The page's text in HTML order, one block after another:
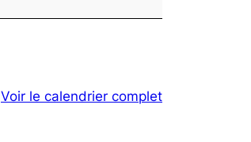
Voir le calendrier complet